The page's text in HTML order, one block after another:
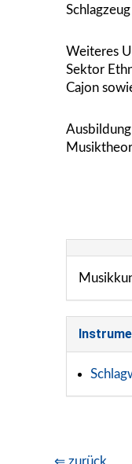
Schlagzeug
Weiteres
Sektor
Cajon
⇐ zurück